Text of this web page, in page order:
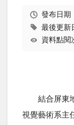
發布日期
最後更新
資料點閱
結合屏東地
視覺藝術系主